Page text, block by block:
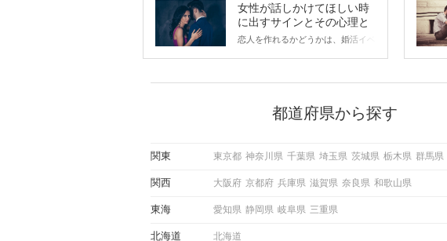
女性が話しかけてほしい時
に出すサインとその心理と
は？
恋人を作れるかどうかは、婚活イベ
から恋人作りを本格的に始めようと
している方は、女性が異性を求めて
この記事では、女性が話しかけて欲
しく解説した後、婚活イベントで実
ような行動に繋げるべきかをご紹介
都道府県から探す
関東 東京都 神奈川県 千葉県 埼玉県 茨城県 栃木県 群馬県
関西 大阪府 京都府 兵庫県 滋賀県 奈良県 和歌山県
東海 愛知県 静岡県 岐阜県 三重県
北海道 北海道